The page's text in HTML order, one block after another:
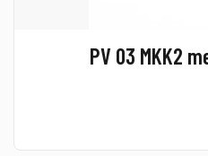
PV 03 MKK2